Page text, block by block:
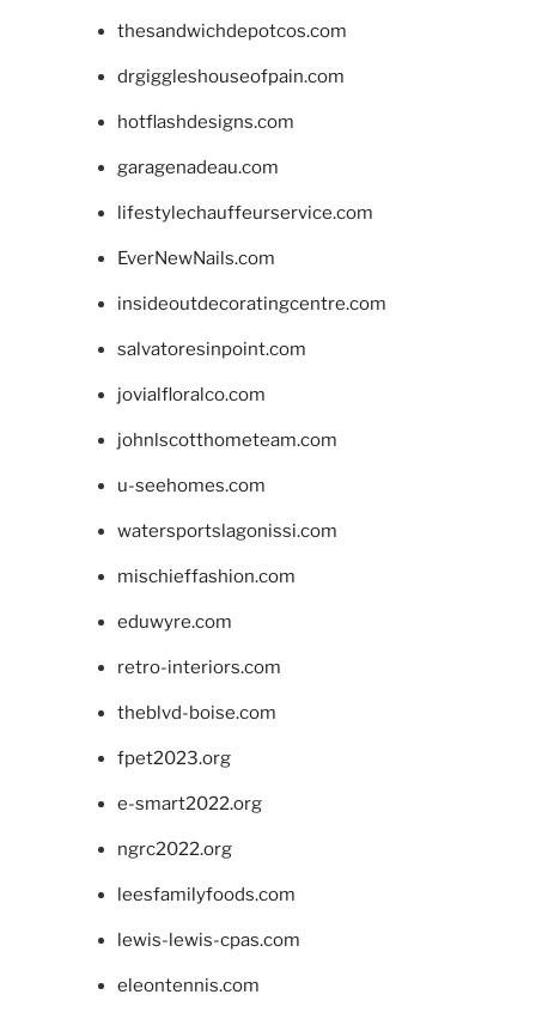
thesandwichdepotcos.com
drgiggleshouseofpain.com
hotflashdesigns.com
garagenadeau.com
lifestylechauffeurservice.com
EverNewNails.com
insideoutdecoratingcentre.com
salvatoresinpoint.com
jovialfloralco.com
johnlscotthometeam.com
u-seehomes.com
watersportslagonissi.com
mischieffashion.com
eduwyre.com
retro-interiors.com
theblvd-boise.com
fpet2023.org
e-smart2022.org
ngrc2022.org
leesfamilyfoods.com
lewis-lewis-cpas.com
eleontennis.com